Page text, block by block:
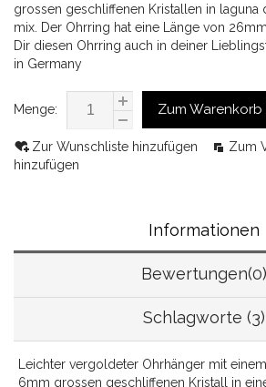
grossen geschliffenen Kristallen in laguna
mix. Der Ohrring hat eine Länge von
Dir diesen Ohrring auch in deiner
in Germany
Menge: Zum
Zur Wunschliste hinzufügen
Zum
hinzufügen
Informationen
Bewertungen(0)
Schlagworte (3)
Leichter vergoldeter Ohrhänger mit
6mm grossen geschliffenen Kristall in